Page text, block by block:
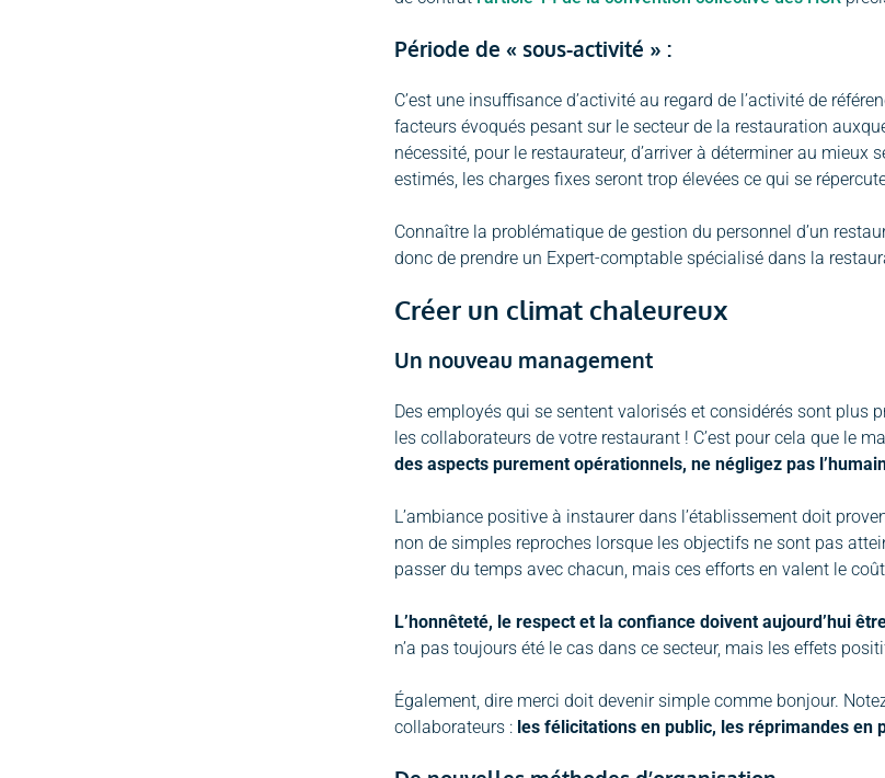
Période de « sous-activité » :
C’est une insuffisance d’activité au regard de l’activité de
facteurs évoqués pesant sur le secteur de la restauration
nécessité, pour le restaurateur, d’arriver à déterminer au
estimés, les charges fixes seront trop élevées ce qui se
Connaître la problématique de gestion du personnel d’un
donc de prendre un Expert-comptable spécialisé dans la
Créer un climat chaleureux
Un nouveau management
Des employés qui se sentent valorisés et considérés sont plus
les collaborateurs de votre restaurant ! C’est pour cela que le
des aspects purement opérationnels, ne négligez pas
L’ambiance positive à instaurer dans l’établissement doit
non de simples reproches lorsque les objectifs ne sont pas
passer du temps avec chacun, mais ces efforts en valent le
L’honnêteté, le respect et la confiance doivent aujourd’hui
n’a pas toujours été le cas dans ce secteur, mais les effets
Également, dire merci doit devenir simple comme bonjour.
collaborateurs : les félicitations en public, les réprimandes en